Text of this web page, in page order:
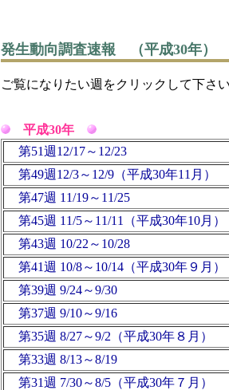
発生動向調査速報 （平成30年）
ご覧になりたい週をクリックして下さ
平成30年
第51週12/17～12/23
第49週12/3～12/9（平成30年11月）
第47週 11/19～11/25
第45週 11/5～11/11（平成30年10月）
第43週 10/22～10/28
第41週 10/8～10/14（平成30年９月）
第39週 9/24～9/30
第37週 9/10～9/16
第35週 8/27～9/2（平成30年８月）
第33週 8/13～8/19
第31週 7/30～8/5（平成30年７月）